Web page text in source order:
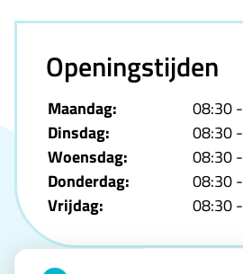
Openingstijden
Maandag:
08:30
Dinsdag:
08:30
Woensdag:
08:30
Donderdag:
08:30
Vrijdag:
08:30